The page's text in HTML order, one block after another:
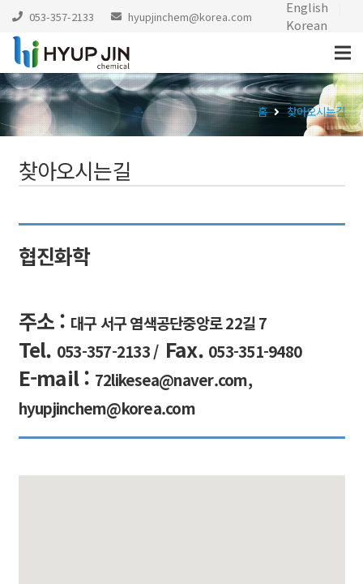
053-357-2133 hyupjinchem@korea.com
English
Korean
홈 찾아오시는길
찾아오시는길
협진화학
주소 : 대구 서구 염색공단중앙로 22길 7
Tel. 053-357-2133 / Fax. 053-351-9480
E-mail : 72likesea@naver.com,
hyupjinchem@korea.com